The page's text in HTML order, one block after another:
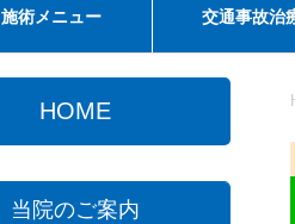
施術メニュー 交通事故治
HOME
当院のご案内